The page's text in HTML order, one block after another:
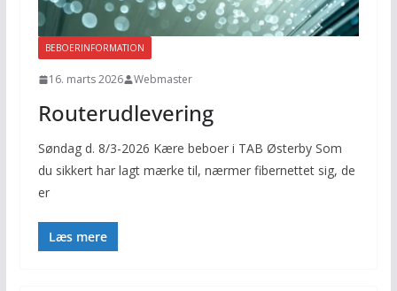
BEBOERINFORMATION
16. marts 2026 Webmaster
Routerudlevering
Søndag d. 8/3-2026 Kære beboer i TAB Østerby Som
du sikkert har lagt mærke til, nærmer fibernettet sig, de
er
Læs mere